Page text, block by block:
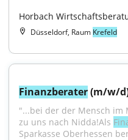
Horbach
Düsseldorf, Raum Krefeld
Finanzberater (m/w/
"...bei der der Mensch im
zu uns nach Nidda!Als
Sparkasse Oberhessen